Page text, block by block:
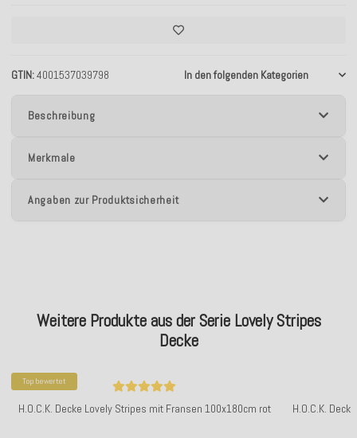
GTIN 4001537039798 In den folgenden Kategorien
Beschreibung
Merkmale
Angaben zur Produktsicherheit
Weitere Produkte aus der Serie Lovely Stripes
Decke
Top bewertet
H.O.C.K. Decke Lovely Stripes mit Fransen 100x180cm rot H.O.C.K.